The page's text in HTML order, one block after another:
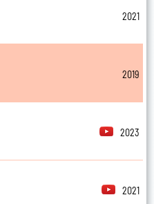
2021
2019
2023
2021